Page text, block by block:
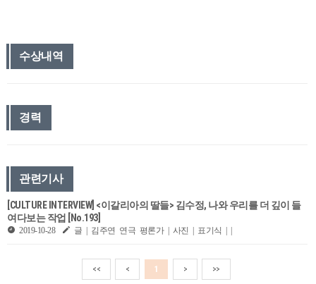
수상내역
경력
관련기사
[CULTURE INTERVIEW] <이갈리아의 딸들> 김수정, 나와 우리를 더 깊이 들
여다보는 작업 [No.193]
2019-10-28 글 | 김주연 연극 평론가 | 사진 | 표기식 | |
<< < 1 > >>